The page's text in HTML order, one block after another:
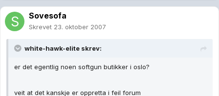
Sovesofa
Skrevet 23. oktober 2007
white-hawk-elite skrev:
er det egentlig noen softgun butikker i oslo?
veit at det kanskje er oppretta i feil forum